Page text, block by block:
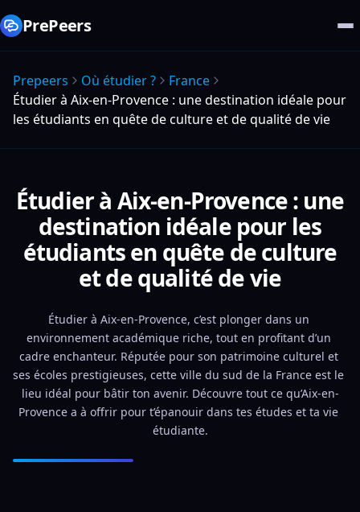
PrePeers
Prepeers Où étudier ?
France
Étudier à Aix-en-Provence : une destination idéale pour
les étudiants en quête de culture et de qualité de vie
Étudier à Aix-en-Provence : une
destination idéale pour les
étudiants en quête de culture
et de qualité de vie
Étudier à Aix-en-Provence, c’est plonger dans un
environnement académique riche, tout en profitant d’un
cadre enchanteur. Réputée pour son patrimoine culturel et
ses écoles prestigieuses, cette ville du sud de la France est le
lieu idéal pour bâtir ton avenir. Découvre tout ce qu’Aix-en-
Provence a à offrir pour t’épanouir dans tes études et ta vie
étudiante.